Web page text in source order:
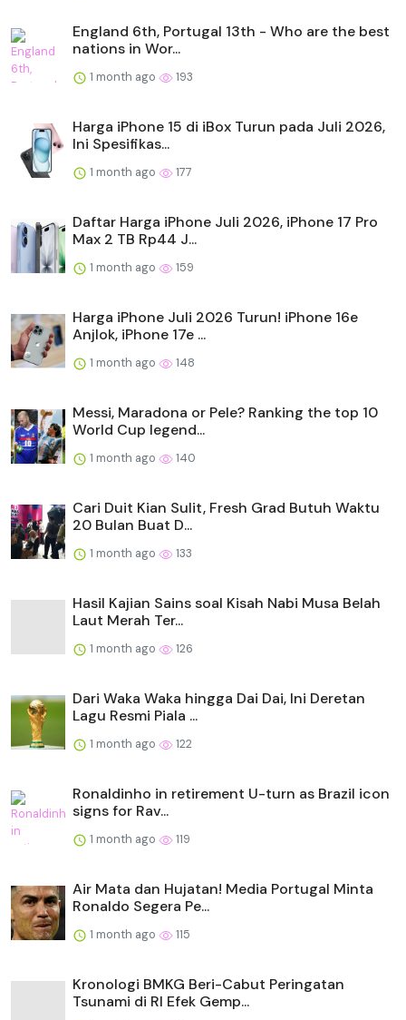
England 6th, Portugal 13th - Who are the best
nations in Wor...
1 month ago 193
Harga iPhone 15 di iBox Turun pada Juli 2026,
Ini Spesifikas...
1 month ago 177
Daftar Harga iPhone Juli 2026, iPhone 17 Pro
Max 2 TB Rp44 J...
1 month ago 159
Harga iPhone Juli 2026 Turun! iPhone 16e
Anjlok, iPhone 17e ...
1 month ago 148
Messi, Maradona or Pele? Ranking the top 10
World Cup legend...
1 month ago 140
Cari Duit Kian Sulit, Fresh Grad Butuh Waktu
20 Bulan Buat D...
1 month ago 133
Hasil Kajian Sains soal Kisah Nabi Musa Belah
Laut Merah Ter...
1 month ago 126
Dari Waka Waka hingga Dai Dai, Ini Deretan
Lagu Resmi Piala ...
1 month ago 122
Ronaldinho in retirement U-turn as Brazil icon
signs for Rav...
1 month ago 119
Air Mata dan Hujatan! Media Portugal Minta
Ronaldo Segera Pe...
1 month ago 115
Kronologi BMKG Beri-Cabut Peringatan
Tsunami di RI Efek Gemp...